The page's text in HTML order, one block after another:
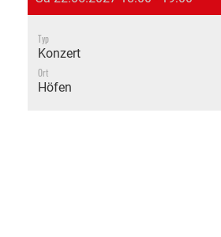
Typ
Konzert
Ort
Höfen